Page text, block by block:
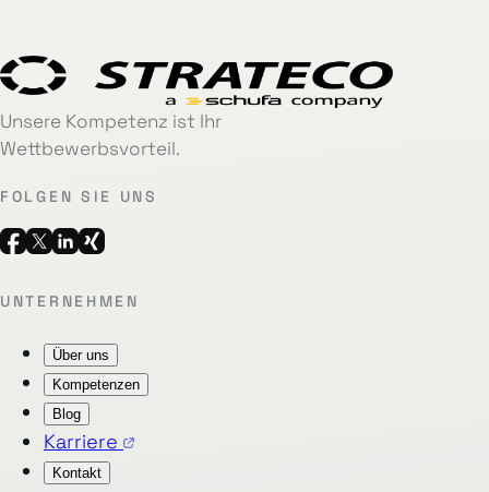
Unsere Kompetenz ist Ihr
Wettbewerbsvorteil.
FOLGEN SIE UNS
UNTERNEHMEN
Über uns
Kompetenzen
Blog
Karriere
Kontakt